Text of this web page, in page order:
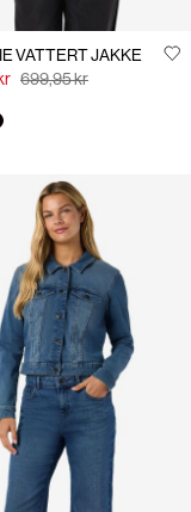
VATTERT JAKKE
699,95 kr